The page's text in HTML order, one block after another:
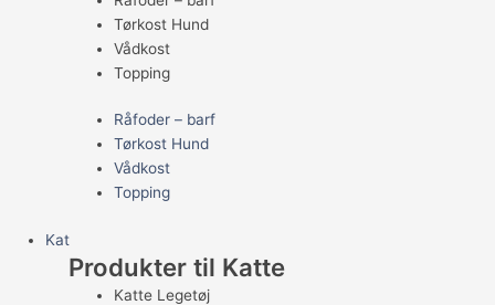
Tørkost Hund
Vådkost
Topping
Råfoder – barf
Tørkost Hund
Vådkost
Topping
Kat
Produkter til Katte
Katte Legetøj